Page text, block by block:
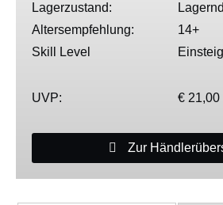
Lagerzustand:
Lagernd
Altersempfehlung:
14+
Skill Level
UVP: € 21,00
Zur